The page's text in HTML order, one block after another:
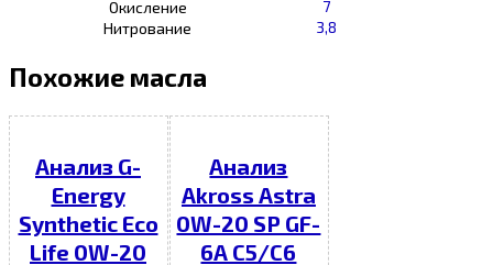
Окисление
7
Нитрование
3,8
Похожие масла
Анализ G-
Energy
Synthetic Eco
Life 0W-20
Анализ
Akross Astra
0W-20 SP GF-
6A C5/C6